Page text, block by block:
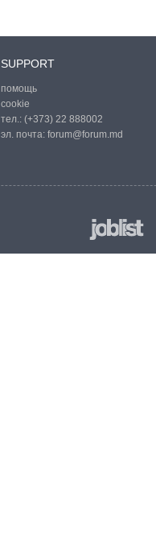
SUPPORT
помощь
cookie
тел.: (+373) 22 888002
эл. почта: forum@forum.md